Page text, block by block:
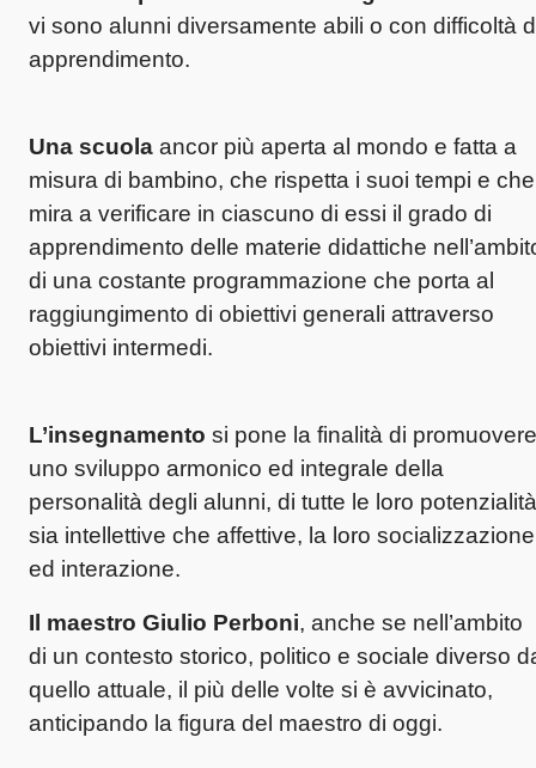
vi sono alunni diversamente abili o con difficoltà
apprendimento.
Una scuola ancor più aperta al mondo e fatta a
misura di bambino, che rispetta i suoi tempi e che
mira a verificare in ciascuno di essi il grado di
apprendimento delle materie didattiche
di una costante programmazione che porta al
raggiungimento di obiettivi generali attraverso
obiettivi intermedi.
L’insegnamento si pone la finalità di promuovere
uno sviluppo armonico ed integrale della
personalità degli alunni, di tutte le loro potenzialità
sia intellettive che affettive, la loro socializzazione
ed interazione.
Il maestro Giulio Perboni, anche se nell’ambito
di un contesto storico, politico e sociale diverso
quello attuale, il più delle volte si è avvicinato,
anticipando la figura del maestro di oggi.